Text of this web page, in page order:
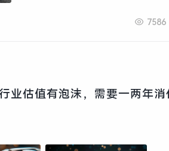
7586
业估值有泡沫，需要一两年消